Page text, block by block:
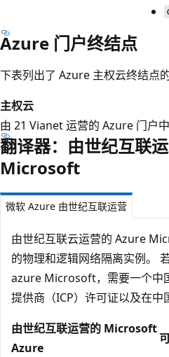
Azure 门户终结点
下表列出了 Azure 主权云终结点的
主权云
由 21 Vianet 运营的 Azure 门户
翻译器：由世纪互联
Microsoft
微软 Azure 由世纪互联运营
由世纪互联云运营的 Azure
的物理和逻辑网络隔离实例。
azure Microsoft，需要一个中
提供商（ICP）许可证以及在中
由世纪互联运营的 Microsoft
Azure